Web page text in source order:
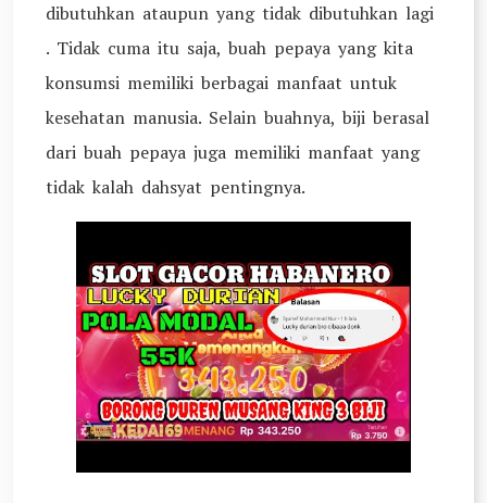
dibutuhkan ataupun yang tidak dibutuhkan lagi
. Tidak cuma itu saja, buah pepaya yang kita
konsumsi memiliki berbagai manfaat untuk
kesehatan manusia. Selain buahnya, biji berasal
dari buah pepaya juga memiliki manfaat yang
tidak kalah dahsyat pentingnya.